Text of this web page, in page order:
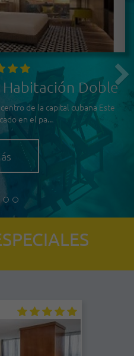
Habitación Doble
de la capital cubana Este
en el pa...